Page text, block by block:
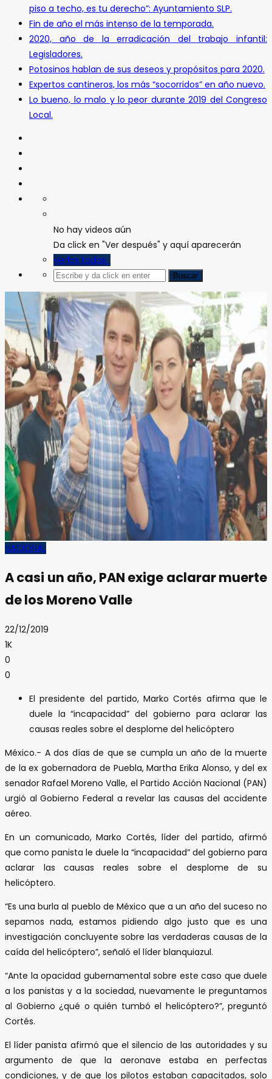
piso a techo, es tu derecho”: Ayuntamiento SLP.
Fin de año el más intenso de la temporada.
2020, año de la erradicación del trabajo infantil:
Legisladores.
Potosinos hablan de sus deseos y propósitos para 2020.
Expertos cantineros, los más “socorridos” en año nuevo.
Lo bueno, lo malo y lo peor durante 2019 del Congreso
Local.
No hay videos aún
Da click en "Ver después" y aquí aparecerán
Verlos todos
NACIONAL
A casi un año, PAN exige aclarar muerte
de los Moreno Valle
22/12/2019
1K
0
0
El presidente del partido, Marko Cortés afirma que le
duele la “incapacidad” del gobierno para aclarar las
causas reales sobre el desplome del helicóptero
México.- A dos días de que se cumpla un año de la muerte
de la ex gobernadora de Puebla, Martha Erika Alonso, y del ex
senador Rafael Moreno Valle, el Partido Acción Nacional (PAN)
urgió al Gobierno Federal a revelar las causas del accidente
aéreo.
En un comunicado, Marko Cortés, líder del partido, afirmó
que como panista le duele la “incapacidad” del gobierno para
aclarar las causas reales sobre el desplome de su
helicóptero.
“Es una burla al pueblo de México que a un año del suceso no
sepamos nada, estamos pidiendo algo justo que es una
investigación concluyente sobre las verdaderas causas de la
caída del helicóptero”, señaló el líder blanquiazul.
“Ante la opacidad gubernamental sobre este caso que duele
a los panistas y a la sociedad, nuevamente le preguntamos
al Gobierno ¿qué o quién tumbó el helicóptero?”, preguntó
Cortés.
El líder panista afirmó que el silencio de las autoridades y su
argumento de que la aeronave estaba en perfectas
condiciones, y de que los pilotos estaban capacitados, solo